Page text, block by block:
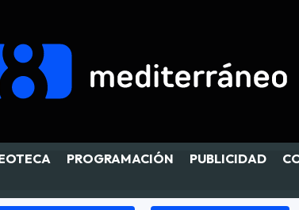
PROGRAMACIÓN PUBLICIDAD